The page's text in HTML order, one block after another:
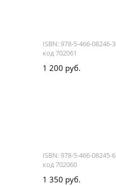
ISBN: 978-5-466-08246-3
код 702061
1 200 руб.
ISBN: 978-5-466-08245-6
код 702060
1 350 руб.